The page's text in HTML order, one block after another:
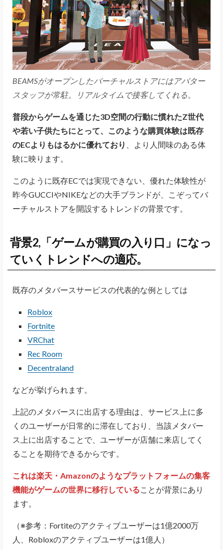
BEAMSがオープンしたバーチャルストアにはアバター
スタッフが常駐。リアルタイムで接客してくれる。
普段からゲームを通じた3D空間の行動に慣れたZ世代
や若い子供たちにとって、このような購買体験は既存
のECよりもはるかに優れており
、より人間味のある体
験に映ります。
このように既存ECでは実現できない、優れた体験性が
昨今GUCCIやNIKEなどの大手ブランドが、こぞってバ
ーチャルストアを開設するトレンドの背景です。
背景2,「ゲームが購買の入り口」になっ
ていくトレンドへの適応。
既存のメタバースサービスの代表的な例としては
Roblox
Fortnite
VRChat
Rec Room
Decentraland
などが挙げられます。
上記のメタバースに出店する理由は、サービス上に多
くのユーザーが日常的に滞在しており、当該メタバー
ス上に出店することで、ユーザーが店舗に来店してく
ることを期待できるからです。
これは楽天・Amazonのようなプラットフォームの集客
機能がゲームの世界に移行していることが背景にあり
ます。
（※参考：Fortiteのアクティブユーザーは1億2000万
人、Robloxのアクティブユーザーは1億人）